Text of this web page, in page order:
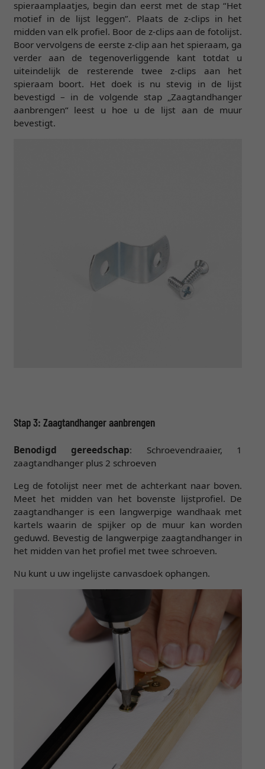
spieraamplaatjes, begin dan eerst met de stap “Het
motief in de lijst leggen”. Plaats de z-clips in het
midden van elk profiel. Boor de z-clips aan de fotolijst.
Boor vervolgens de eerste z-clip aan het spieraam, ga
verder aan de tegenoverliggende kant totdat u
uiteindelijk de resterende twee z-clips aan het
spieraam boort. Het doek is nu stevig in de lijst
bevestigd – in de volgende stap „Zaagtandhanger
aanbrengen“ leest u hoe u de lijst aan de muur
bevestigt.
Stap 3: Zaagtandhanger aanbrengen
Benodigd gereedschap: Schroevendraaier, 1
zaagtandhanger plus 2 schroeven
Leg de fotolijst neer met de achterkant naar boven.
Meet het midden van het bovenste lijstprofiel. De
zaagtandhanger is een langwerpige wandhaak met
kartels waarin de spijker op de muur kan worden
geduwd. Bevestig de langwerpige zaagtandhanger in
het midden van het profiel met twee schroeven.
Nu kunt u uw ingelijste canvasdoek ophangen.